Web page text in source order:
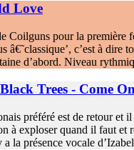
Love
Coilguns pour la première
â€˜classique’, c’est à
d’abord. Niveau
Trees - Come
préféré est de retour et
à exploser quand il faut et
a la présence vocale